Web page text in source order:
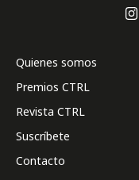
Quienes somos
Premios CTRL
Revista CTRL
Suscríbete
Contacto